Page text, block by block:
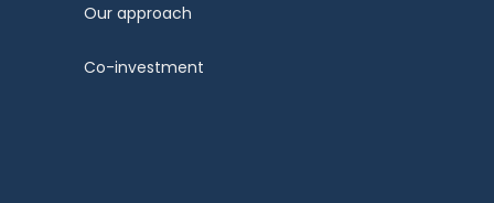
Our approach
Co-investment